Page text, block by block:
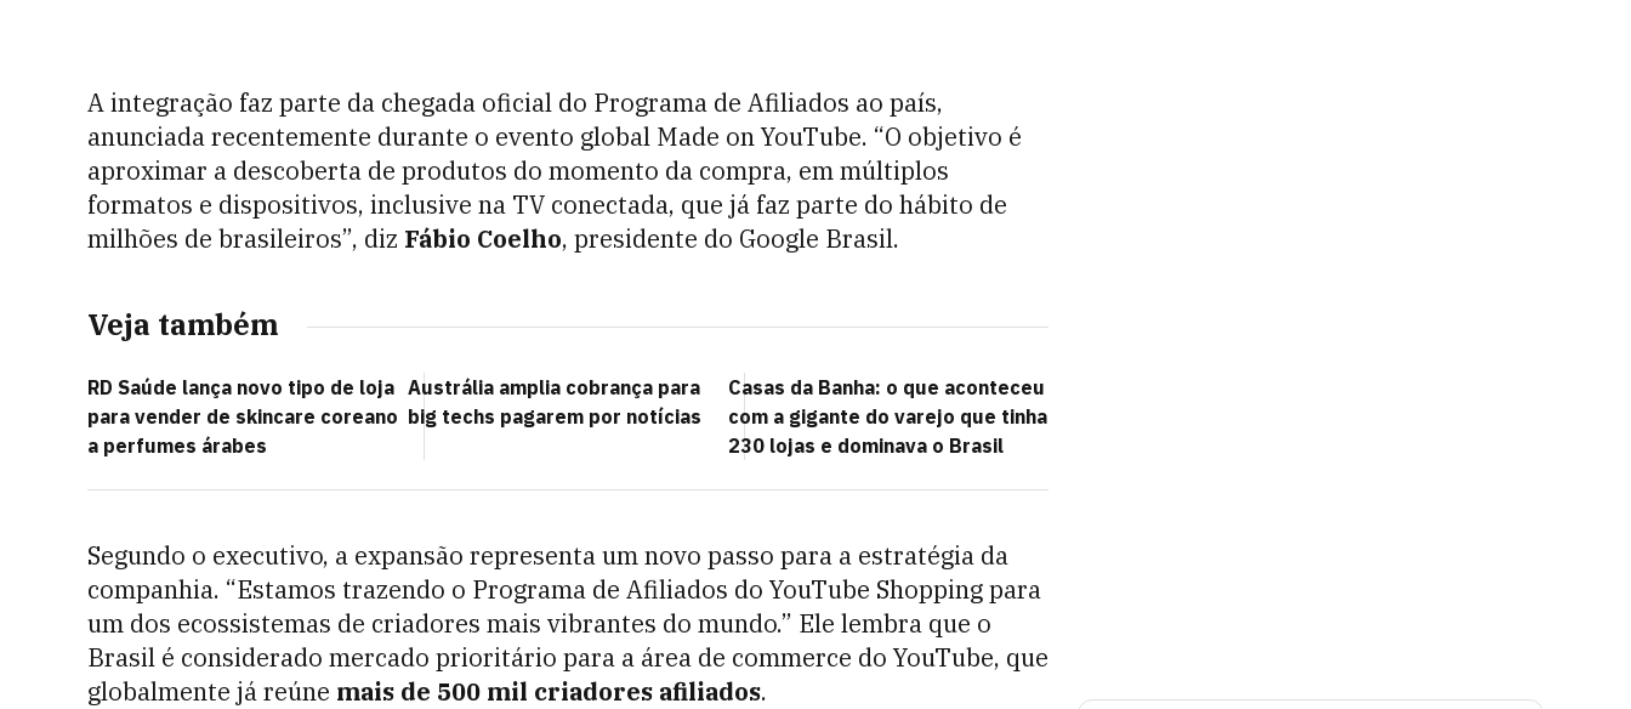
A integração faz parte da chegada oficial do Programa de Afiliados ao país,
anunciada recentemente durante o evento global Made on YouTube. “O objetivo é
aproximar a descoberta de produtos do momento da compra, em múltiplos
formatos e dispositivos, inclusive na TV conectada, que já faz parte do hábito de
milhões de brasileiros”, diz Fábio Coelho, presidente do Google Brasil.
Veja também
RD Saúde lança novo tipo de loja
para vender de skincare coreano
a perfumes árabes
Austrália amplia cobrança para
big techs pagarem por notícias
Casas da Banha: o que aconteceu
com a gigante do varejo que tinha
230 lojas e dominava o Brasil
Segundo o executivo, a expansão representa um novo passo para a estratégia da
companhia. “Estamos trazendo o Programa de Afiliados do YouTube Shopping para
um dos ecossistemas de criadores mais vibrantes do mundo.” Ele lembra que o
Brasil é considerado mercado prioritário para a área de commerce do YouTube, que
globalmente já reúne mais de 500 mil criadores afiliados.